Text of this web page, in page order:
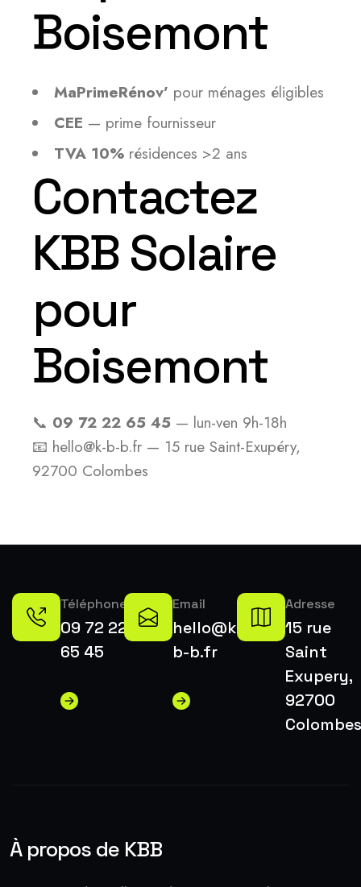
Boisemont
MaPrimeRénov’ pour ménages éligibles
CEE — prime fournisseur
TVA 10% résidences >2 ans
Contactez
KBB Solaire
pour
Boisemont
📞 09 72 22 65 45 — lun-ven 9h-18h
📧 hello@k-b-b.fr — 15 rue Saint-Exupéry,
92700 Colombes
Téléphone
09 72 22
65 45
Email
hello@k-
b-b.fr
Adresse
15 rue
Saint
Exupery,
92700
Colombes
À propos de KBB